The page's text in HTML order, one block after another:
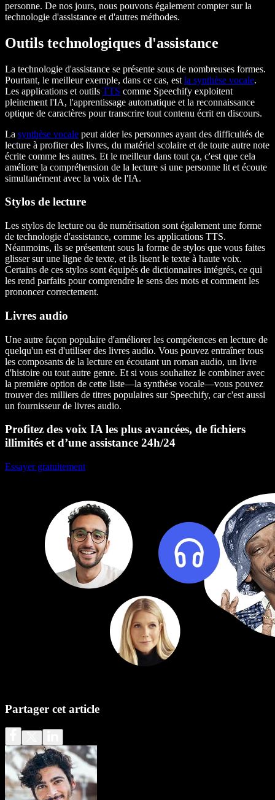
personne. De nos jours, nous pouvons également compter sur la
technologie d'assistance et d'autres méthodes.
Outils technologiques d'assistance
La technologie d'assistance se présente sous de nombreuses formes.
Pourtant, le meilleur exemple, dans ce cas, est la synthèse vocale.
Les applications et outils TTS comme Speechify exploitent
pleinement l'IA, l'apprentissage automatique et la reconnaissance
optique de caractères pour transcrire tout contenu écrit en discours.
La synthèse vocale peut aider les personnes ayant des difficultés de
lecture à profiter des livres, du matériel scolaire et de toute autre note
écrite comme les autres. Et le meilleur dans tout ça, c'est que cela
améliore la compréhension de la lecture si une personne lit et écoute
simultanément avec la voix de l'IA.
Stylos de lecture
Les stylos de lecture ou de numérisation sont également une forme
de technologie d'assistance, comme les applications TTS.
Néanmoins, ils se présentent sous la forme de stylos que vous faites
glisser sur une ligne de texte, et ils lisent le texte à haute voix.
Certains de ces stylos sont équipés de dictionnaires intégrés, ce qui
les rend parfaits pour comprendre le sens des mots et comment les
prononcer correctement.
Livres audio
Une autre façon populaire d'améliorer les compétences en lecture de
quelqu'un est d'utiliser des livres audio. Vous pouvez entraîner tous
les composants de la lecture en écoutant un roman audio, un livre
d'histoire ou tout autre genre. Et si vous souhaitez le combiner avec
la première option de cette liste—la synthèse vocale—vous pouvez
trouver des milliers de titres populaires sur Speechify, car c'est aussi
un fournisseur de livres audio.
Profitez des voix IA les plus avancées, de fichiers
illimités et d’une assistance 24h/24
Essayer gratuitement
Partager cet article